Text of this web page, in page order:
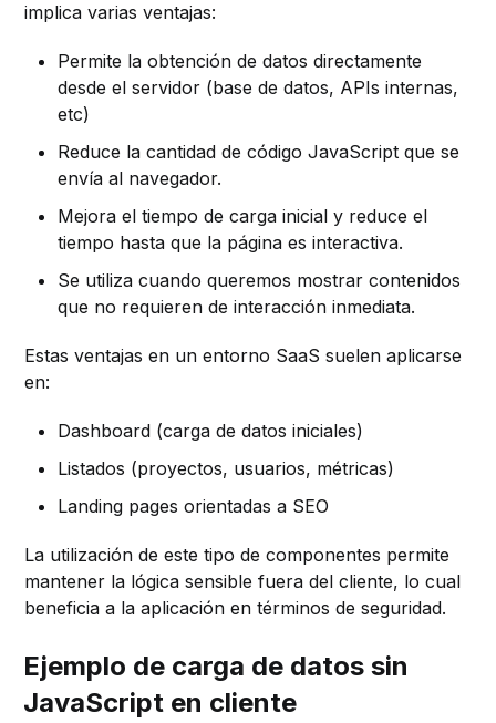
implica varias ventajas:
Permite la obtención de datos directamente
desde el servidor (base de datos, APIs internas,
etc)
Reduce la cantidad de código JavaScript que se
envía al navegador.
Mejora el tiempo de carga inicial y reduce el
tiempo hasta que la página es interactiva.
Se utiliza cuando queremos mostrar contenidos
que no requieren de interacción inmediata.
Estas ventajas en un entorno SaaS suelen aplicarse
en:
Dashboard (carga de datos iniciales)
Listados (proyectos, usuarios, métricas)
Landing pages orientadas a SEO
La utilización de este tipo de componentes permite
mantener la lógica sensible fuera del cliente, lo cual
beneficia a la aplicación en términos de seguridad.
Ejemplo de carga de datos sin
JavaScript en cliente